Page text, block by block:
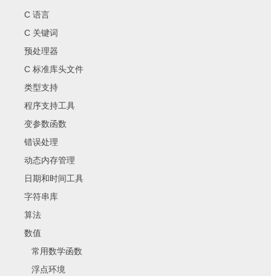
C 语言
C 关键词
预处理器
C 标准库头文件
类型支持
程序支持工具
变参数函数
错误处理
动态内存管理
日期和时间工具
字符串库
算法
数值
常用数学函数
浮点环境